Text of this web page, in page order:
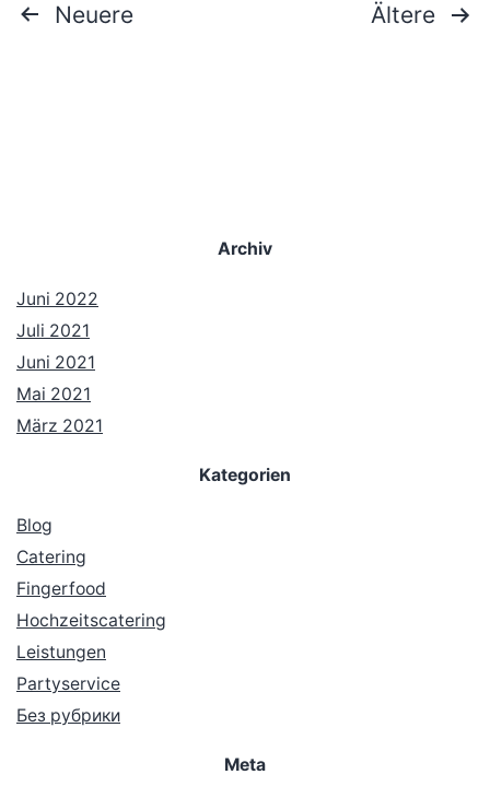
Seitennummerierung
Neuere Ältere
Archiv
Juni 2022
Juli 2021
Juni 2021
Mai 2021
März 2021
Kategorien
Blog
Catering
Fingerfood
Hochzeitscatering
Leistungen
Partyservice
Без рубрики
Meta